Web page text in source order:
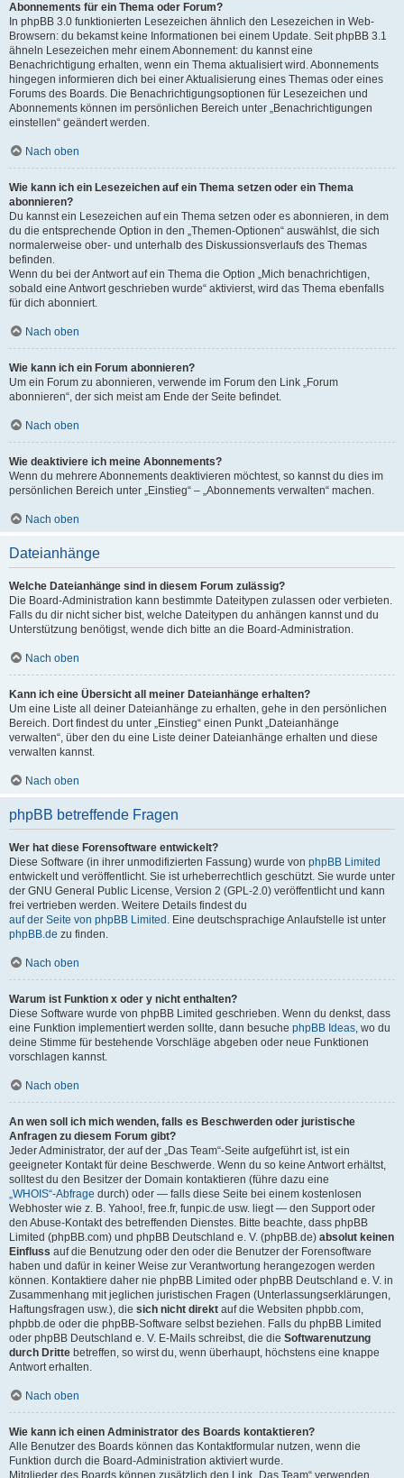
Abonnements für ein Thema oder Forum?
In phpBB 3.0 funktionierten Lesezeichen ähnlich den Lesezeichen in Web-
Browsern: du bekamst keine Informationen bei einem Update. Seit phpBB 3.1
ähneln Lesezeichen mehr einem Abonnement: du kannst eine
Benachrichtigung erhalten, wenn ein Thema aktualisiert wird. Abonnements
hingegen informieren dich bei einer Aktualisierung eines Themas oder eines
Forums des Boards. Die Benachrichtigungsoptionen für Lesezeichen und
Abonnements können im persönlichen Bereich unter „Benachrichtigungen
einstellen“ geändert werden.
Nach oben
Wie kann ich ein Lesezeichen auf ein Thema setzen oder ein Thema
abonnieren?
Du kannst ein Lesezeichen auf ein Thema setzen oder es abonnieren, in dem
du die entsprechende Option in den „Themen-Optionen“ auswählst, die sich
normalerweise ober- und unterhalb des Diskussionsverlaufs des Themas
befinden.
Wenn du bei der Antwort auf ein Thema die Option „Mich benachrichtigen,
sobald eine Antwort geschrieben wurde“ aktivierst, wird das Thema ebenfalls
für dich abonniert.
Nach oben
Wie kann ich ein Forum abonnieren?
Um ein Forum zu abonnieren, verwende im Forum den Link „Forum
abonnieren“, der sich meist am Ende der Seite befindet.
Nach oben
Wie deaktiviere ich meine Abonnements?
Wenn du mehrere Abonnements deaktivieren möchtest, so kannst du dies im
persönlichen Bereich unter „Einstieg“ – „Abonnements verwalten“ machen.
Nach oben
Dateianhänge
Welche Dateianhänge sind in diesem Forum zulässig?
Die Board-Administration kann bestimmte Dateitypen zulassen oder verbieten.
Falls du dir nicht sicher bist, welche Dateitypen du anhängen kannst und du
Unterstützung benötigst, wende dich bitte an die Board-Administration.
Nach oben
Kann ich eine Übersicht all meiner Dateianhänge erhalten?
Um eine Liste all deiner Dateianhänge zu erhalten, gehe in den persönlichen
Bereich. Dort findest du unter „Einstieg“ einen Punkt „Dateianhänge
verwalten“, über den du eine Liste deiner Dateianhänge erhalten und diese
verwalten kannst.
Nach oben
phpBB betreffende Fragen
Wer hat diese Forensoftware entwickelt?
Diese Software (in ihrer unmodifizierten Fassung) wurde von phpBB Limited
entwickelt und veröffentlicht. Sie ist urheberrechtlich geschützt. Sie wurde unter
der GNU General Public License, Version 2 (GPL-2.0) veröffentlicht und kann
frei vertrieben werden. Weitere Details findest du
auf der Seite von phpBB Limited . Eine deutschsprachige Anlaufstelle ist unter
phpBB.de zu finden.
Nach oben
Warum ist Funktion x oder y nicht enthalten?
Diese Software wurde von phpBB Limited geschrieben. Wenn du denkst, dass
eine Funktion implementiert werden sollte, dann besuche phpBB Ideas, wo du
deine Stimme für bestehende Vorschläge abgeben oder neue Funktionen
vorschlagen kannst.
Nach oben
An wen soll ich mich wenden, falls es Beschwerden oder juristische
Anfragen zu diesem Forum gibt?
Jeder Administrator, der auf der „Das Team“-Seite aufgeführt ist, ist ein
geeigneter Kontakt für deine Beschwerde. Wenn du so keine Antwort erhältst,
solltest du den Besitzer der Domain kontaktieren (führe dazu eine
„WHOIS“-Abfrage durch) oder — falls diese Seite bei einem kostenlosen
Webhoster wie z. B. Yahoo!, free.fr, funpic.de usw. liegt — den Support oder
den Abuse-Kontakt des betreffenden Dienstes. Bitte beachte, dass phpBB
Limited (phpBB.com) und phpBB Deutschland e. V. (phpBB.de) absolut keinen
Einfluss auf die Benutzung oder den oder die Benutzer der Forensoftware
haben und dafür in keiner Weise zur Verantwortung herangezogen werden
können. Kontaktiere daher nie phpBB Limited oder phpBB Deutschland e. V. in
Zusammenhang mit jeglichen juristischen Fragen (Unterlassungserklärungen,
Haftungsfragen usw.), die sich nicht direkt auf die Websiten phpbb.com,
phpbb.de oder die phpBB-Software selbst beziehen. Falls du phpBB Limited
oder phpBB Deutschland e. V. E-Mails schreibst, die die Softwarenutzung
durch Dritte betreffen, so wirst du, wenn überhaupt, höchstens eine knappe
Antwort erhalten.
Nach oben
Wie kann ich einen Administrator des Boards kontaktieren?
Alle Benutzer des Boards können das Kontaktformular nutzen, wenn die
Funktion durch die Board-Administration aktiviert wurde.
Mitglieder des Boards können zusätzlich den Link „Das Team“ verwenden.